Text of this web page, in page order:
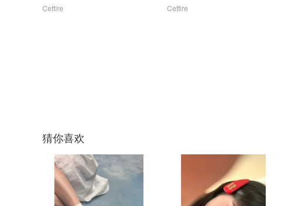
Cettire Cettire
猜你喜欢